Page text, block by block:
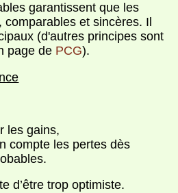
garantissent que les
et sincères. Il
(d'autres principes sont
page de PCG).
les gains,
compte les pertes dès
d’être trop optimiste.